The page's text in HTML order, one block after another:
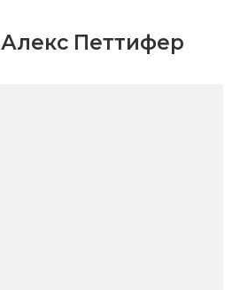
Алекс Петтифер